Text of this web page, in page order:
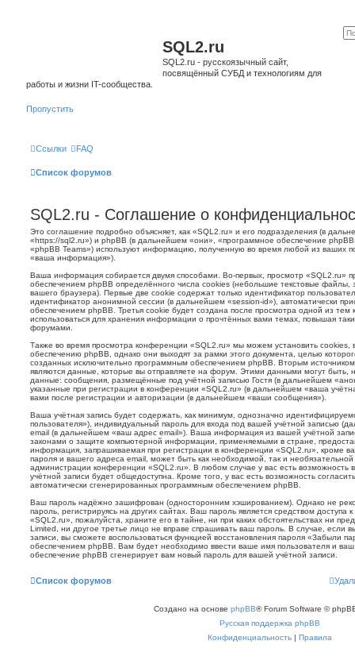
SQL2.ru
SQL2.ru - русскоязычный сайт,
посвящённый СУБД и технологиям для
работы и жизни IT-сообщества.
Пропустить
Ссылки FAQ
Список форумов
SQL2.ru - Соглашение о
Это соглашение подробно объясняет, как «SQL2.ru» и его подразделения (в
«https://sql2.ru») и phpBB (в дальнейшем «они», «программное обеспечение
«phpBB Teams») используют информацию, полученную во время любой из ваших
«ваша информация»).
Ваша информация собирается двумя способами. Во-первых, просмотр «SQL2.ru»
обеспечением phpBB определённого числа cookies (небольшие текстовые файлы,
вашего браузера). Первые две cookie содержат только идентификатор
идентификатор анонимной сессии (в дальнейшем «session-id»), автоматически
обеспечением phpBB. Третья cookie будет создана после просмотра одной из
использоваться для хранения информации о прочтённых вами темах, повышая
форумами.
Также во время просмотра конференции «SQL2.ru» мы можем установить
обеспечению phpBB, однако они выходят за рамки этого документа, целью
созданных исключительно программным обеспечением phpBB. Вторым
являются данные, которые вы отправляете на форум. Этими данными могут быть,
данные: сообщения, размещённые под учётной записью Гостя (в дальнейшем
указанные при регистрации в конференции «SQL2.ru» (в дальнейшем «ваша
вами после регистрации и авторизации (в дальнейшем «ваши сообщения»).
Ваша учётная запись будет содержать, как минимум, однозначно
пользователя»), индивидуальный пароль для входа под вашей учётной записью
email (в дальнейшем «ваш адрес email»). Ваша информация из вашей учётной
законами о защите компьютерной информации, применяемыми в стране,
информация, запрашиваемая при регистрации в конференции «SQL2.ru», кроме
пароля и вашего адреса email, может быть как необходимой, так и
администрации конференции «SQL2.ru». В любом случае у вас есть возможность
учётной записи будет общедоступна. Кроме того, у вас есть возможность
автоматически сгенерированных программным обеспечением phpBB.
Ваш пароль надёжно зашифрован (односторонним хэшированием). Однако не
пароль, регистрируясь на других сайтах. Ваш пароль является средством
«SQL2.ru», пожалуйста, храните его в тайне, ни при каких обстоятельствах ни
Limited, ни другое третье лицо не вправе спрашивать ваш пароль. В случае, если
записи, вы сможете воспользоваться функцией восстановления пароля «Забыли
обеспечением phpBB. Вам будет необходимо ввести ваше имя пользователя и
обеспечение phpBB сгенерирует вам новый пароль для вашей учётной записи.
Список форумов
Создано на основе phpBB® Forum Software ©
Русская поддержка phpBB
Конфиденциальность | Правила